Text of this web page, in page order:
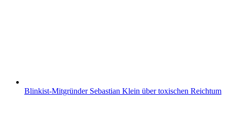
Blinkist-Mitgründer Sebastian Klein über toxischen Reichtum